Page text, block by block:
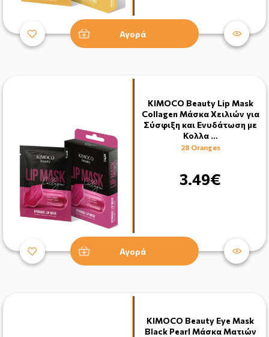
Αγορά
KIMOCO Beauty Lip Mask
Collagen Μάσκα Χειλιών για
Σύσφιξη και Ενυδάτωση με
Κολλα …
28 Oranges
3.49€
Αγορά
KIMOCO Beauty Eye Mask
Black Pearl Μάσκα Ματιών